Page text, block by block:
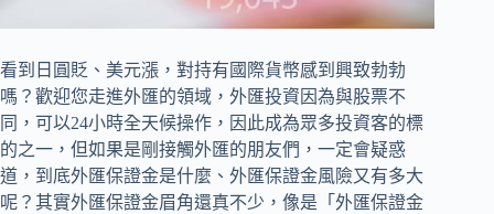
看到日圓貶、美元漲，對持有國際貨幣感到興致勃勃
嗎？歡迎您走進外匯的領域，外匯投資因為與股票不
同，可以24小時全天候操作，因此成為眾多投資客的標
的之一，但如果是剛接觸外匯的朋友們，一定會疑惑
道，到底外匯保證金是什麼、外匯保證金風險又有多大
呢？其實外匯保證金眉角還真不少，像是「外匯保證金